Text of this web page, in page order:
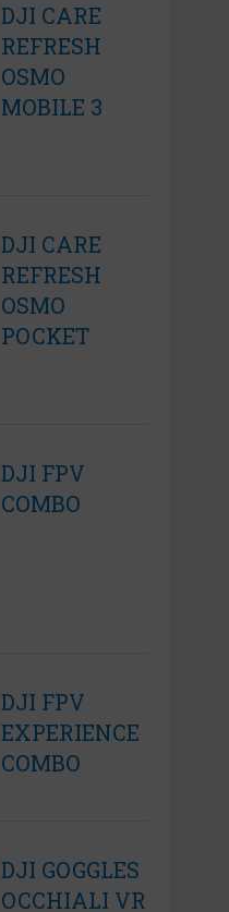
DJI CARE
REFRESH
OSMO
MOBILE 3
DJI CARE
REFRESH
OSMO
POCKET
DJI FPV
COMBO
DJI FPV
EXPERIENCE
COMBO
DJI GOGGLES
OCCHIALI VR